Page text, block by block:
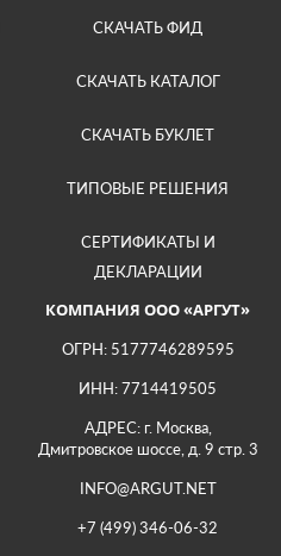
СКАЧАТЬ ФИД
СКАЧАТЬ КАТАЛОГ
СКАЧАТЬ БУКЛЕТ
ТИПОВЫЕ РЕШЕНИЯ
СЕРТИФИКАТЫ И
ДЕКЛАРАЦИИ
КОМПАНИЯ ООО «АРГУТ»
ОГРН: 5177746289595
ИНН: 7714419505
АДРЕС: г. Москва,
Дмитровское шоссе, д. 9 стр. 3
INFO@ARGUT.NET
+7 (499) 346-06-32